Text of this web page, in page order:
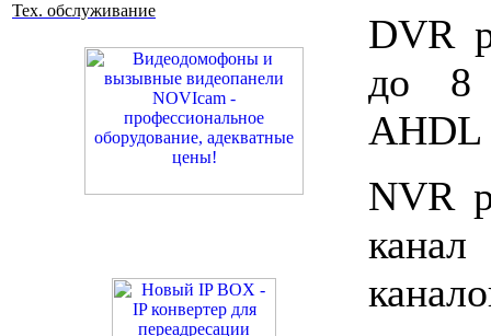
Тех. обслуживание
DVR
до 8
AHDL
NVR